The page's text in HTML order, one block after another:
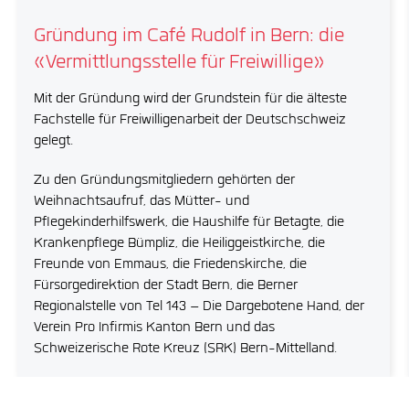
Gründung im Café Rudolf in Bern: die
«Vermittlungsstelle für Freiwillige»
Mit der Gründung wird der Grundstein für die älteste
Fachstelle für Freiwilligenarbeit der Deutschschweiz
gelegt.
Zu den Gründungsmitgliedern gehörten der
Weihnachtsaufruf, das Mütter- und
Pflegekinderhilfswerk, die Haushilfe für Betagte, die
Krankenpflege Bümpliz, die Heiliggeistkirche, die
Freunde von Emmaus, die Friedenskirche, die
Fürsorgedirektion der Stadt Bern, die Berner
Regionalstelle von Tel 143 – Die Dargebotene Hand, der
Verein Pro Infirmis Kanton Bern und das
Schweizerische Rote Kreuz (SRK) Bern-Mittelland.